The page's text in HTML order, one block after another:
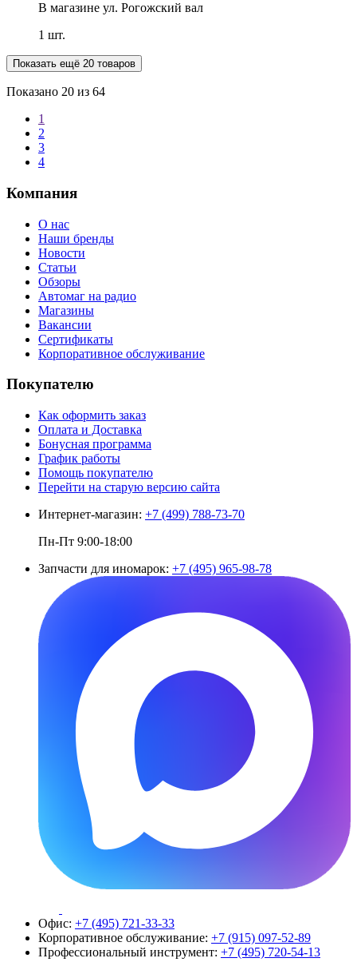
В магазине ул. Рогожский вал
1 шт.
Показать ещё 20 товаров
Показано 20 из 64
1
2
3
4
Компания
О нас
Наши бренды
Новости
Статьи
Обзоры
Автомаг на радио
Магазины
Вакансии
Сертификаты
Корпоративное обслуживание
Покупателю
Как оформить заказ
Оплата и Доставка
Бонусная программа
График работы
Помощь покупателю
Перейти на старую версию сайта
Интернет-магазин: +7 (499) 788-73-70
Пн-Пт 9:00-18:00
Запчасти для иномарок: +7 (495) 965-98-78
Офис: +7 (495) 721-33-33
Корпоративное обслуживание: +7 (915) 097-52-89
Профессиональный инструмент: +7 (495) 720-54-13